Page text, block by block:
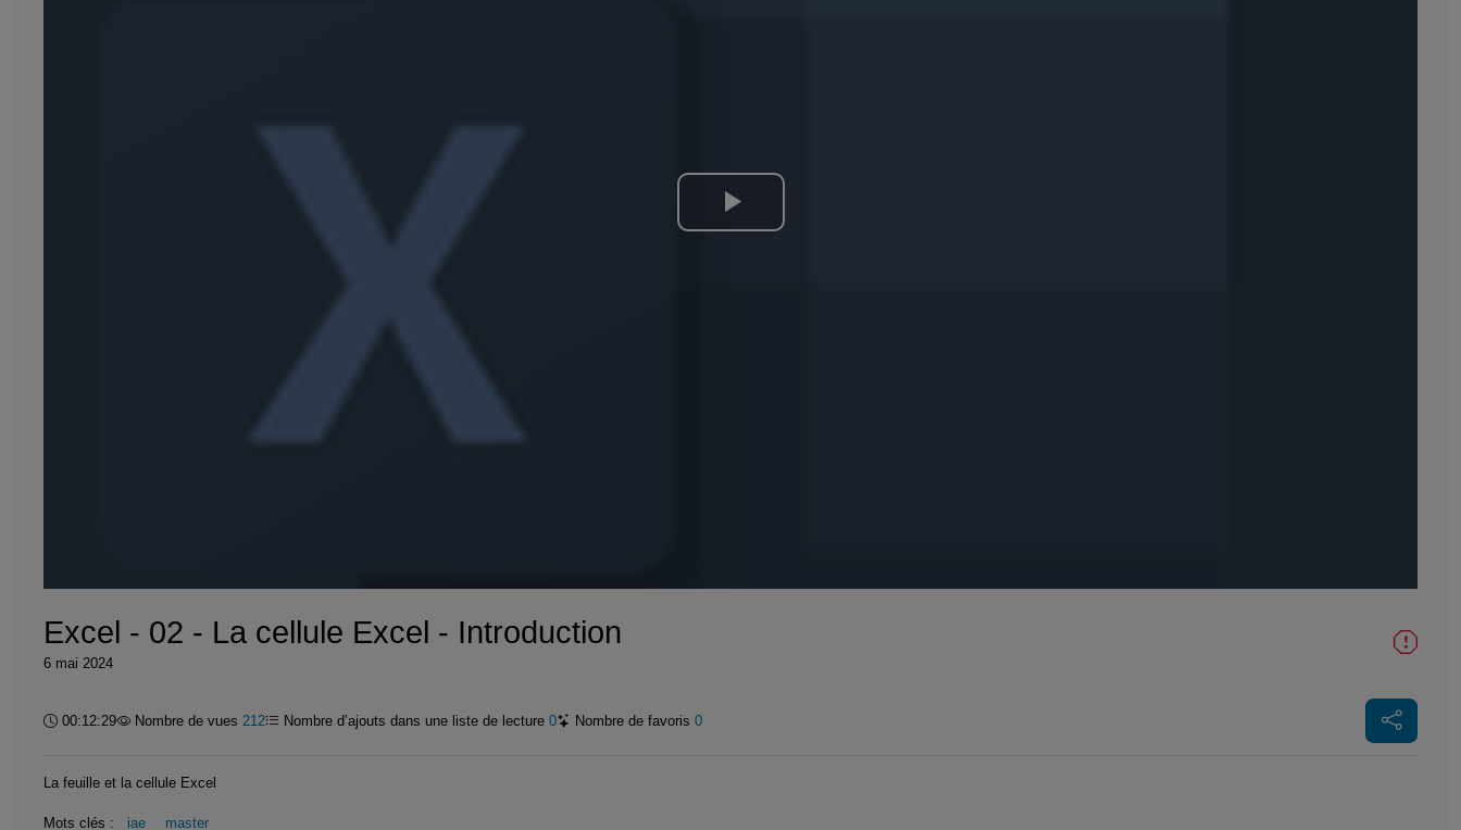
Lire
Excel - 02 - La cellule Excel - Introduction
6 mai 2024
Durée :
00:12:29 Nombre de vues 212 Nombre d’ajouts dans une liste de lecture0 Nombre de favoris0
La feuille et la cellule Excel
Mots clés : iae master